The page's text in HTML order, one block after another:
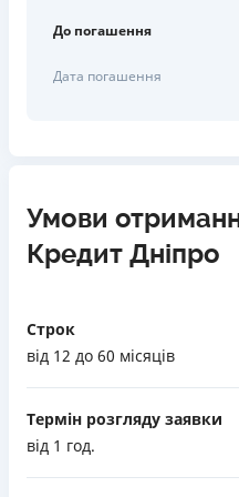
До погашення
Дата погашення
Умови
Кредит Дніпро
Строк
від 12 до 60 місяців
Термін розгляду заявки
від 1 год.